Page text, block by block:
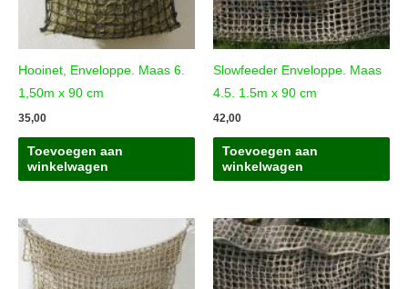
Hooinet, Enveloppe. Maas 6.
1,50m x 90 cm
35,00
Toevoegen aan
winkelwagen
Slowfeeder Enveloppe. Maas
4.5. 1.5m x 90 cm
42,00
Toevoegen aan
winkelwagen